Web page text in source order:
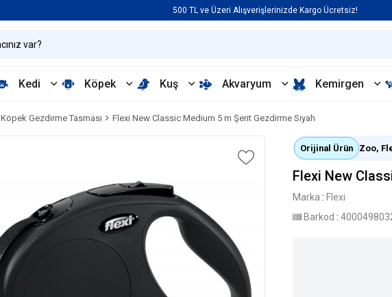
500 TL ve Üzeri Alışverişlerinizde Kargo Ücretsiz!
Kedi Köpek Kuş Akvaryum Kemirgen
Köpek Gezdirme Tasması Flexi New Classic Medium 5 m Şerit Gezdirme Siyah
Orijinal Ürün Zoo,
Flexi New
Marka : Flexi
Barkod :